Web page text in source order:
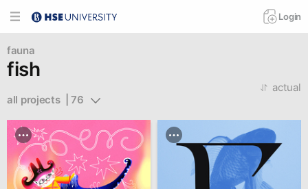
Login
fauna
fish
all projects  | 76
actual